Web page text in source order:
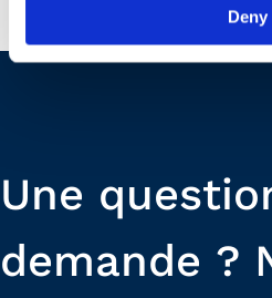
Deny
Une
demande ?